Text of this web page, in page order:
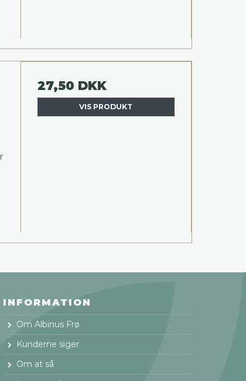
27,50 DKK
VIS PRODUKT
INFORMATION
Om Albinus Frø
Kunderne siger
Om at så